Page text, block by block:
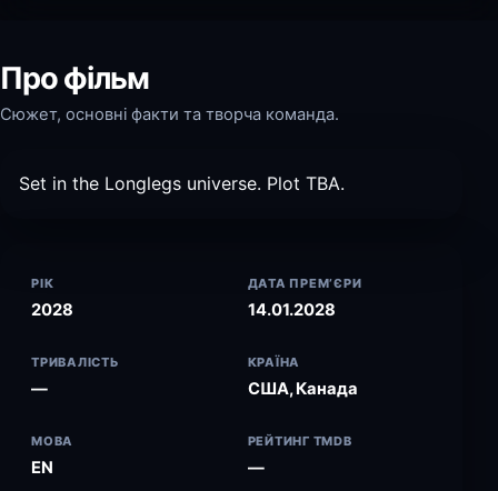
Про фільм
Сюжет, основні факти та творча команда.
Set in the Longlegs universe. Plot TBA.
РІК
2028
ДАТА ПРЕМ’ЄРИ
14.01.2028
ТРИВАЛІСТЬ
—
КРАЇНА
США, Канада
МОВА
EN
РЕЙТИНГ TMDB
—